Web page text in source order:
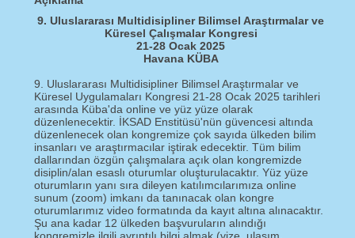
9. Uluslararası Multidisipliner Bilimsel Araştırmalar ve
Küresel Çalışmalar Kongresi
21-28 Ocak 2025
Havana KÜBA
9. Uluslararası Multidisipliner Bilimsel Araştırmalar ve
Küresel Uygulamaları Kongresi 21-28 Ocak 2025 tarihleri
arasında Küba'da online ve yüz yüze olarak
düzenlenecektir. İKSAD Enstitüsü'nün güvencesi altında
düzenlenecek olan kongremize çok sayıda ülkeden bilim
insanları ve araştırmacılar iştirak edecektir. Tüm bilim
dallarından özgün çalışmalara açık olan kongremizde
disiplin/alan esaslı oturumlar oluşturulacaktır. Yüz yüze
oturumların yanı sıra dileyen katılımcılarımıza online
sunum (zoom) imkanı da tanınacak olan kongre
oturumlarımız video formatında da kayıt altına alınacaktır.
Şu ana kadar 12 ülkeden başvuruların alındığı
kongremizle ilgili ayrıntılı bilgi almak (vize, ulaşım,